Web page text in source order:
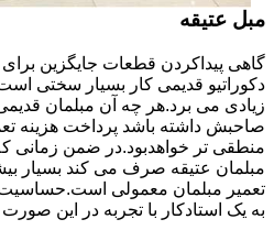
مبل عتیقه
گاهی پیداکردن قطعات جایگزین
دکوراتیو قدیمی کار بسیار سختی
زیادی می برد.هر چه آن مبلمان
صاحبش داشته باشد پرداخت هزینه
منطقی تر خواهدبود.در ضمن زمانی
مبلمان عتیقه صرف می کند بسیار
تعمیر مبلمان معمولی
به یک استادکار با تجربه در این